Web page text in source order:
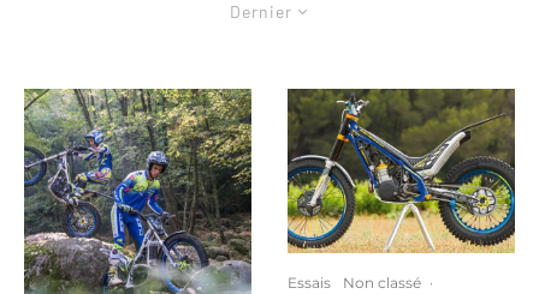
Dernier
Essais Non classé ·